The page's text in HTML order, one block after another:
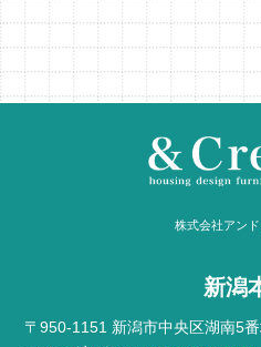
株式会社アン
新潟
〒950-1151 新潟市中央区湖南5